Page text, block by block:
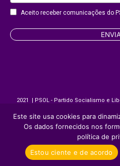
EmailAceito receber comunicações do
2021 | PSOL - Partido Socialismo e
desde que
Site desenvolvido
Este site usa cookies para
Os dados fornecidos nos
política de
Estou ciente e de acordo